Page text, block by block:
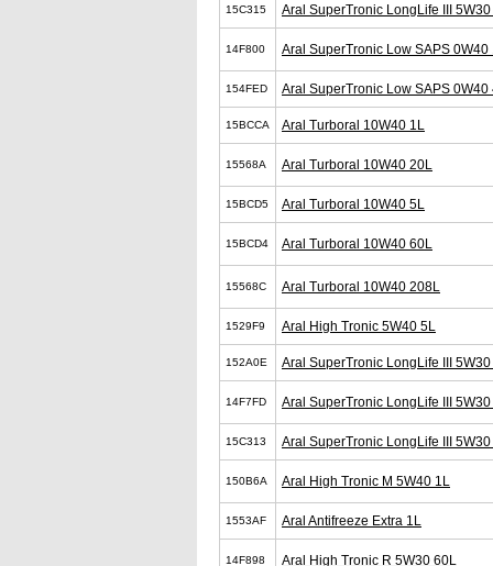
15C315 Aral SuperTronic LongLife III
14F800 Aral SuperTronic Low SAPS 0W40
154FED Aral SuperTronic Low SAPS 0W40
15BCCA Aral Turboral 10W40 1L
15568A Aral Turboral 10W40 20L
15BCD5 Aral Turboral 10W40 5L
15BCD4 Aral Turboral 10W40 60L
15568C Aral Turboral 10W40 208L
1529F9 Aral High Tronic 5W40 5L
152A0E Aral SuperTronic LongLife III
14F7FD Aral SuperTronic LongLife III
15C313 Aral SuperTronic LongLife III
150B6A Aral High Tronic M 5W40 1L
1553AF Aral Antifreeze Extra 1L
14F898 Aral High Tronic R 5W30 60L